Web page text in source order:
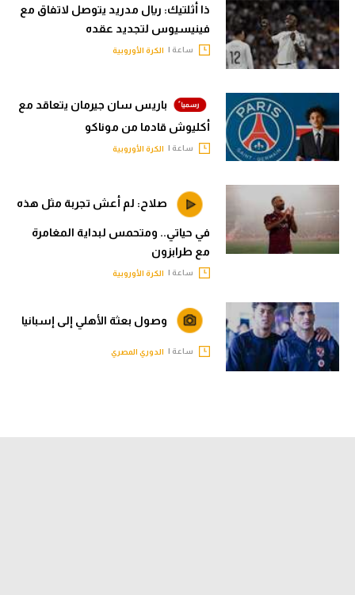
ذا أثلتيك: ريال مدريد يتوصل لاتفاق مع
فينيسيوس لتجديد عقده
ساعة | الكرة الأوروبية
باريس سان جيرمان يتعاقد مع
أكليوش قادما من موناكو
ساعة | الكرة الأوروبية
صلاح: لم أعش تجربة مثل هذه
في حياتي.. ومتحمس لبداية المغامرة
مع طرابزون
ساعة | الكرة الأوروبية
وصول بعثة الأهلي إلى إسبانيا
ساعة | الدوري المصري